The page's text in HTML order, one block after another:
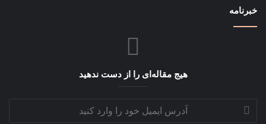
خبرنامه
هیج مقاله‌ای را از دست ندهید
آدرس
ایمیل